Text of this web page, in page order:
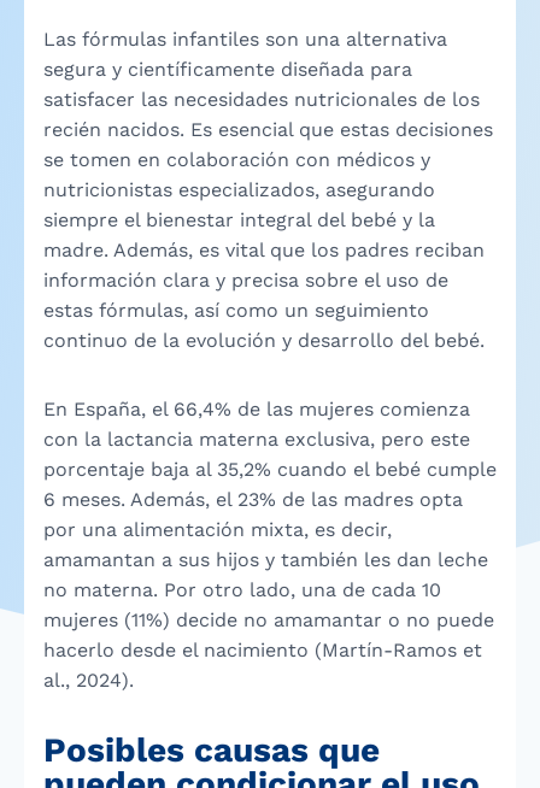
Las fórmulas infantiles son una alternativa
segura y científicamente diseñada para
satisfacer las necesidades nutricionales de los
recién nacidos. Es esencial que estas decisiones
se tomen en colaboración con médicos y
nutricionistas especializados, asegurando
siempre el bienestar integral del bebé y la
madre. Además, es vital que los padres reciban
información clara y precisa sobre el uso de
estas fórmulas, así como un seguimiento
continuo de la evolución y desarrollo del bebé.
En España, el 66,4% de las mujeres comienza
con la lactancia materna exclusiva, pero este
porcentaje baja al 35,2% cuando el bebé cumple
6 meses. Además, el 23% de las madres opta
por una alimentación mixta, es decir,
amamantan a sus hijos y también les dan leche
no materna. Por otro lado, una de cada 10
mujeres (11%) decide no amamantar o no puede
hacerlo desde el nacimiento (Martín-Ramos et
al., 2024).
Posibles causas que